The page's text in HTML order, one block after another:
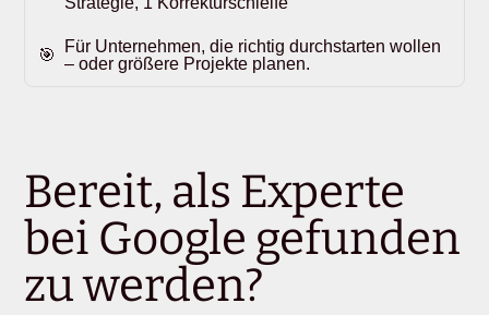
Für Unternehmen, die richtig durchstarten wollen
– oder größere Projekte planen.
Bereit, als Experte
bei Google gefunden
zu werden?